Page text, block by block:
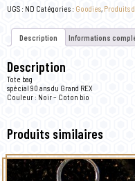
"Grand
Rex,
90
UGS : ND Catégories : Goodies, Produits
Description Informations
Description
Tote bag
spécial 90 ans du Grand REX
Couleur : Noir – Coton bio
Produits similaires